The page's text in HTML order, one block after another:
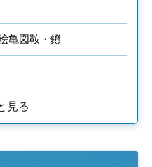
亀図鞍・鐙
見る